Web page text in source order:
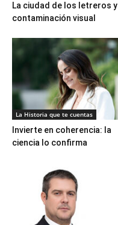
La ciudad de los letreros y
contaminación visual
La Historia que te cuentas
Invierte en coherencia: la
ciencia lo confirma